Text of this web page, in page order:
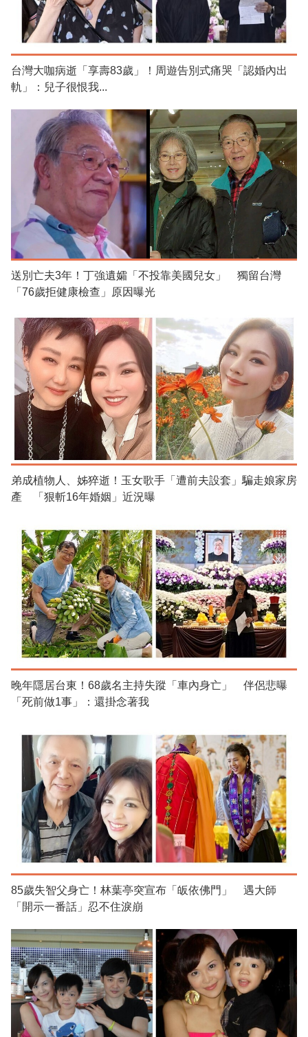
台灣大咖病逝「享壽83歲」！周遊告別式痛哭「認婚內出
軌」：兒子很恨我...
送別亡夫3年！丁強遺孀「不投靠美國兒女」 獨留台灣
「76歲拒健康檢查」原因曝光
弟成植物人、姊猝逝！玉女歌手「遭前夫設套」騙走娘家房
產 「狠斬16年婚姻」近況曝
晚年隱居台東！68歲名主持失蹤「車內身亡」 伴侶悲曝
「死前做1事」：還掛念著我
85歲失智父身亡！林葉亭突宣布「皈依佛門」 遇大師
「開示一番話」忍不住淚崩